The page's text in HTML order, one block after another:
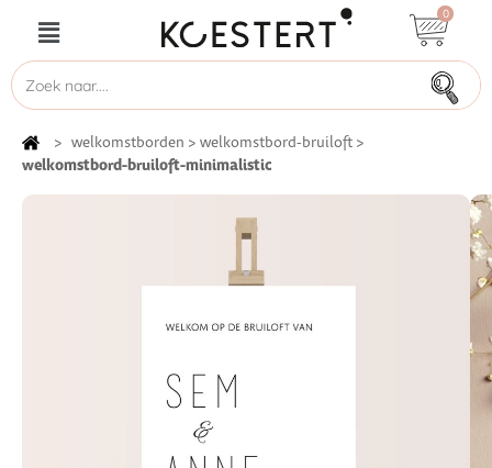
0
> welkomstborden > welkomstbord-bruiloft >
welkomstbord-bruiloft-minimalistic